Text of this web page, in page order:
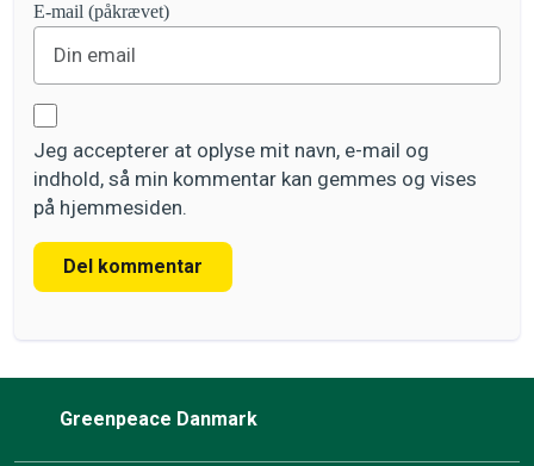
E-mail (påkrævet)
Jeg accepterer at oplyse mit navn, e-mail og
indhold, så min kommentar kan gemmes og vises
på hjemmesiden.
Del kommentar
Greenpeace Danmark